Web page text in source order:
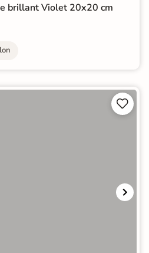
brillant Violet 20x20 cm

